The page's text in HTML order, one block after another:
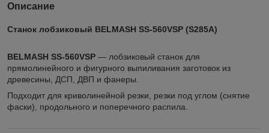
Описание
Станок лобзиковый BELMASH SS-560VSP (S285A)
BELMASH SS-560VSP — лобзиковый станок для
прямолинейного и фигурного выпиливания заготовок из
древесины, ДСП, ДВП и фанеры.
Подходит для криволинейной резки, резки под углом (снятие
фаски), продольного и поперечного распила.